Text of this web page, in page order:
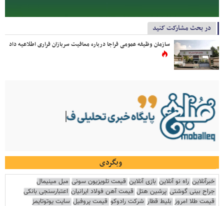
در بحث مشارکت کنید
سازمان وظیفه عمومی فراجا درباره معافیت سربازان فراری اطلاعیه داد
وبگردی
خبرآنلاین راه نو آنلاین بازی آنلاین قیمت تلویزیون سونی مبل مینیمال
جراح بینی گوشتی پرشین هتل قیمت آهن فولاد ایرانیان اعتبارسنجی بانکی
قیمت طلا امروز بلیط قطار شرکت رادوکو قیمت پروفیل سایت یوتوتایمز